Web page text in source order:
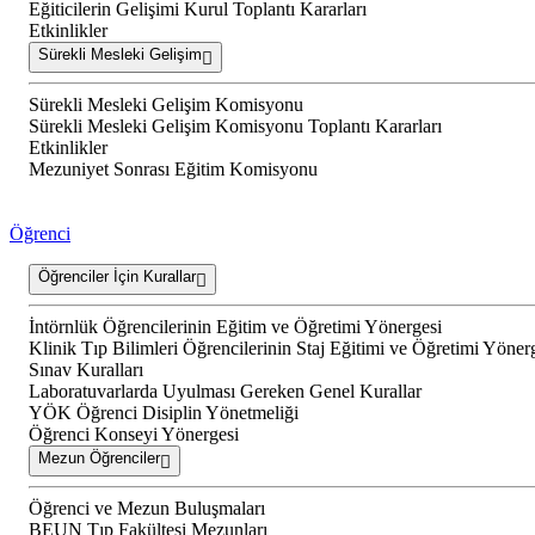
Eğiticilerin Gelişimi Kurul Toplantı Kararları
Etkinlikler
Sürekli Mesleki Gelişim
Sürekli Mesleki Gelişim Komisyonu
Sürekli Mesleki Gelişim Komisyonu Toplantı Kararları
Etkinlikler
Mezuniyet Sonrası Eğitim Komisyonu
Öğrenci
Öğrenciler İçin Kurallar
İntörnlük Öğrencilerinin Eğitim ve Öğretimi Yönergesi
Klinik Tıp Bilimleri Öğrencilerinin Staj Eğitimi ve Öğretimi
Sınav Kuralları
Laboratuvarlarda Uyulması Gereken Genel Kurallar
YÖK Öğrenci Disiplin Yönetmeliği
Öğrenci Konseyi Yönergesi
Mezun Öğrenciler
Öğrenci ve Mezun Buluşmaları
BEUN Tıp Fakültesi Mezunları